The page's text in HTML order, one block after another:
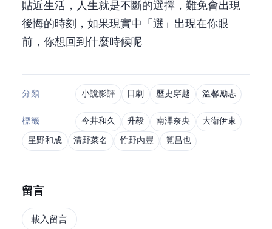
貼近生活，人生就是不斷的選擇，難免會出現
後悔的時刻，如果現實中「選TAXI」出現在你眼
前，你想回到什麼時候呢?
分類 小說影評 日劇 歷史穿越 溫馨勵志
標籤 今井和久 升毅 南澤奈央 大衛伊東
星野和成 清野菜名 竹野內豐 筧昌也
留言
載入留言